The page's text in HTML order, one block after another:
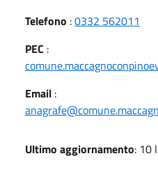
Telefono :0332 562011
PEC :
Email :
Ultimo aggiornamento: 10